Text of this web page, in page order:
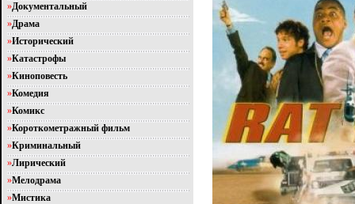
»Документальный
»Драма
»Исторический
»Катастрофы
»Киноповесть
»Комедия
»Комикс
»Короткометражный фильм
»Криминальный
»Лирический
»Мелодрама
»Мистика